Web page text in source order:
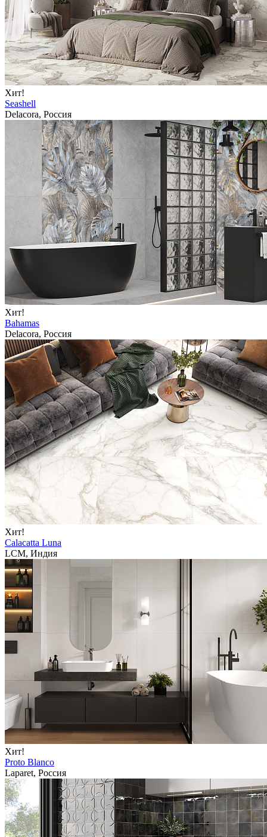
Хит!
Seashell
Delacora, Россия
Хит!
Bahamas
Delacora, Россия
Хит!
Calacatta Luna
LCM, Индия
Хит!
Proto Blanco
Laparet, Россия